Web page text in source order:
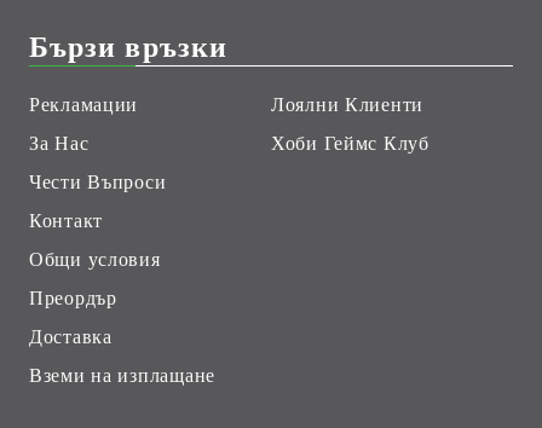
Бързи връзки
Рекламации
За Нас
Чести Въпроси
Контакт
Общи условия
Преордър
Доставка
Вземи на изплащане
Лоялни Клиенти
Хоби Геймс Клуб